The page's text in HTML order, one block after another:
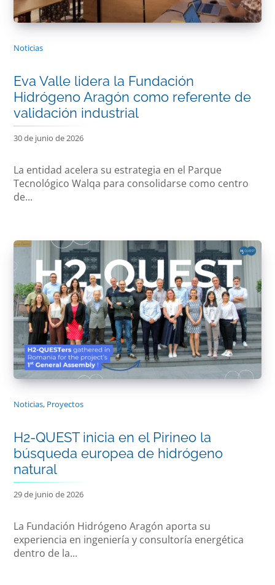
Noticias
Eva Valle lidera la Fundación
Hidrógeno Aragón como referente de
validación industrial
30 de junio de 2026
La entidad acelera su estrategia en el Parque
Tecnológico Walqa para consolidarse como centro
de...
Noticias, Proyectos
H2-QUEST inicia en el Pirineo la
búsqueda europea de hidrógeno
natural
29 de junio de 2026
La Fundación Hidrógeno Aragón aporta su
experiencia en ingeniería y consultoría energética
dentro de la...